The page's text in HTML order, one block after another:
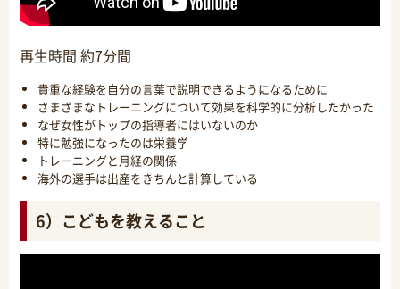
再生時間 約7分間
貴重な経験を自分の言葉で説明できるようになるために
さまざまなトレーニングについて効果を科学的に分析したかった
なぜ女性がトップの指導者にはいないのか
特に勉強になったのは栄養学
トレーニングと月経の関係
海外の選手は出産をきちんと計算している
6）こどもを教えること